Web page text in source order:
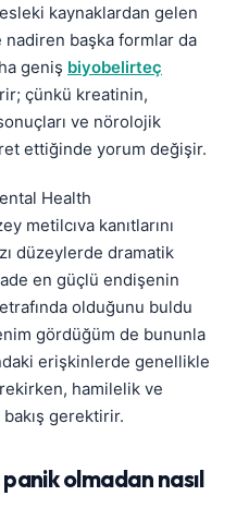
kaynaklardan gelen
başka formlar da
geniş biyobelirteç
çünkü kreatinin,
ve nörolojik
ettiğinde yorum değişir.
Health
metilcıva kanıtlarını
düzeylerde dramatik
en güçlü endişenin
olduğunu buldu
gördüğüm de bununla
erişkinlerde genellikle
hamilelik ve
gerektirir.
olmadan nasıl